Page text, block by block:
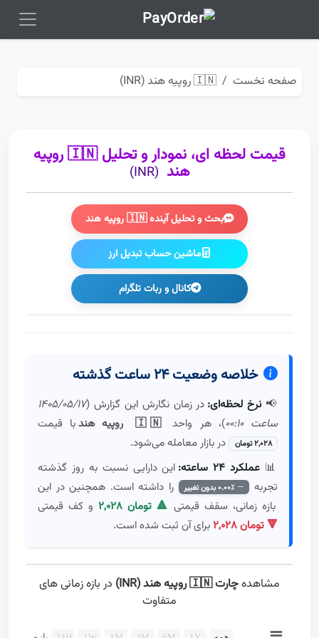
صفحه نخست 🇮🇳 روپیه هند (INR)
قیمت لحظه ای، نمودار و تحلیل 🇮🇳 روپیه
هند (INR)
بحث و تحلیل آینده 🇮🇳 روپیه هند
ماشین حساب تبدیل ارز
کانال و ربات تلگرام
خلاصه وضعیت ۲۴ ساعت گذشته
📢نرخ لحظه‌ای: در زمان نگارش این گزارش (۱۴۰۵/۰۵/۱۷
ساعت ۰۰:۱۰
)، هر واحد 🇮🇳 روپیه هند با قیمت
۲,۰۲۸ تومان
در بازار معامله می‌شود.
📊 عملکرد ۲۴ ساعته:
این دارایی نسبت به روز گذشته
تجربه
را داشته است. همچنین در این
بازه زمانی، سقف قیمتی ۲,۰۲۸ تومان 🔺
و کف قیمتی
۲,۰۲۸ تومان 🔻
برای آن ثبت شده است.
مشاهدهچارت 🇮🇳 روپیه هند (INR)
در بازه زمانی های
متفاوت